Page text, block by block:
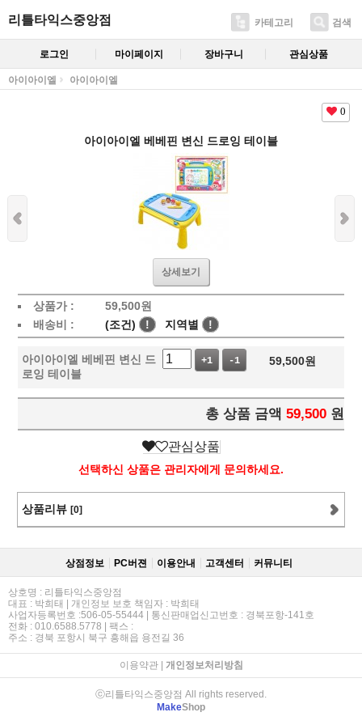
리틀타익스중앙점 카테고리 검색
로그인 마이페이지 장바구니 관심상품
아이아이엘 아이아이엘
0
아이아이엘 베베핀 변신 드로잉 테이블
상세보기
상품가 : 59,500원
배송비 :
(조건) ! 지역별 !
아이아이엘 베베핀 변신 드
로잉 테이블
+1 -1 59,500원
총 상품 금액 59,500 원
관심상품
선택하신 상품은 관리자에게 문의하세요.
상품리뷰 [0]
상점정보 PC버젼 이용안내 고객센터 커뮤니티
상호명 : 리틀타익스중앙점
대표 : 박희태 | 개인정보 보호 책임자 : 박희태
사업자등록번호 :506-05-55444 | 통신판매업신고번호 : 경북포항-141호
전화 : 010.6588.5778 | 팩스 :
주소 : 경북 포항시 북구 흥해읍 용전길 36
이용약관| 개인정보처리방침
ⓒ리틀타익스중앙점 All rights reserved.
MakeShop